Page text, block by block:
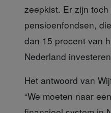
zeepkist. Er zijn toch
pensioenfondsen,
dan 15 procent van
Nederland
Het antwoord van
“We moeten naar